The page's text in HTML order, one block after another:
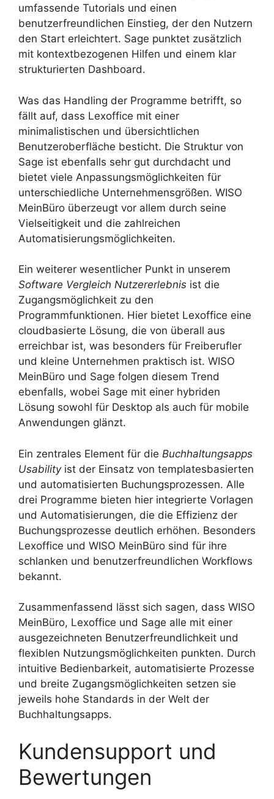
umfassende Tutorials und einen
benutzerfreundlichen Einstieg, der den Nutzern
den Start erleichtert. Sage punktet zusätzlich
mit kontextbezogenen Hilfen und einem klar
strukturierten Dashboard.
Was das Handling der Programme betrifft, so
fällt auf, dass Lexoffice mit einer
minimalistischen und übersichtlichen
Benutzeroberfläche besticht. Die Struktur von
Sage ist ebenfalls sehr gut durchdacht und
bietet viele Anpassungsmöglichkeiten für
unterschiedliche Unternehmensgrößen. WISO
MeinBüro überzeugt vor allem durch seine
Vielseitigkeit und die zahlreichen
Automatisierungsmöglichkeiten.
Ein weiterer wesentlicher Punkt in unserem
Software Vergleich Nutzererlebnis ist die
Zugangsmöglichkeit zu den
Programmfunktionen. Hier bietet Lexoffice eine
cloudbasierte Lösung, die von überall aus
erreichbar ist, was besonders für Freiberufler
und kleine Unternehmen praktisch ist. WISO
MeinBüro und Sage folgen diesem Trend
ebenfalls, wobei Sage mit einer hybriden
Lösung sowohl für Desktop als auch für mobile
Anwendungen glänzt.
Ein zentrales Element für die Buchhaltungsapps
Usabilityist der Einsatz von templatesbasierten
und automatisierten Buchungsprozessen. Alle
drei Programme bieten hier integrierte Vorlagen
und Automatisierungen, die die Effizienz der
Buchungsprozesse deutlich erhöhen. Besonders
Lexoffice und WISO MeinBüro sind für ihre
schlanken und benutzerfreundlichen Workflows
bekannt.
Zusammenfassend lässt sich sagen, dass WISO
MeinBüro, Lexoffice und Sage alle mit einer
ausgezeichneten Benutzerfreundlichkeit und
flexiblen Nutzungsmöglichkeiten punkten. Durch
intuitive Bedienbarkeit, automatisierte Prozesse
und breite Zugangsmöglichkeiten setzen sie
jeweils hohe Standards in der Welt der
Buchhaltungsapps.
Kundensupport und
Bewertungen